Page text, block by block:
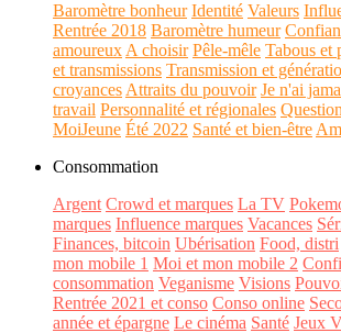
Baromètre bonheur Identité Valeurs
Rentrée 2018 Baromètre humeur
amoureux A choisir Pêle-mêle Tabous et
et transmissions Transmission et
croyances Attraits du pouvoir Je n'ai
travail Personnalité et régionales
MoiJeune Été 2022 Santé et bien-être
Consommation
Argent Crowd et marques La TV
marques Influence marques Vacances
Finances, bitcoin Ubérisation Food, distri
mon mobile 1 Moi et mon mobile 2
consommation Veganisme Visions
Rentrée 2021 et conso Conso online
année et épargne Le cinéma Santé Jeux